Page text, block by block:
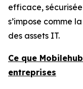
efficace,
s’impose comme
des assets IT.
Ce que
entreprises